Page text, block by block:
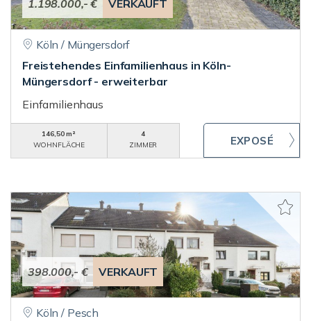
1.198.000,- € VERKAUFT
Köln / Müngersdorf
Freistehendes Einfamilienhaus in Köln-
Müngersdorf - erweiterbar
Einfamilienhaus
146,50 m²
WOHNFLÄCHE
4
ZIMMER
398.000,- € VERKAUFT
Köln / Pesch